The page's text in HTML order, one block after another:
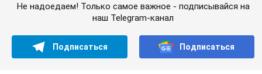
Не надоедаем! Только самое важное - подписывайся на
наш Telegram-канал
Подписаться Подписаться